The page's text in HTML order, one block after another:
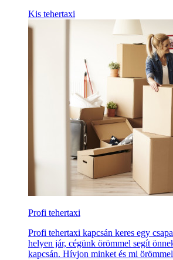
Kis tehertaxi
Profi tehertaxi
Profi tehertaxi kapcsán keres egy
helyen jár, cégünk örömmel segít
kapcsán. Hívjon minket és mi